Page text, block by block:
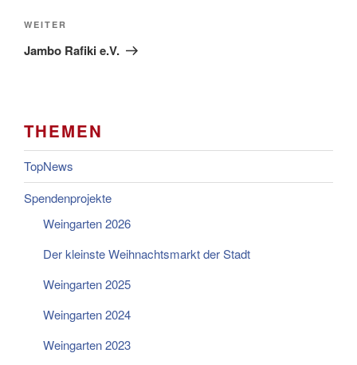
Nächster
Beitrag
WEITER
Jambo Rafiki e.V.
THEMEN
TopNews
Spendenprojekte
Weingarten 2026
Der kleinste Weihnachtsmarkt der Stadt
Weingarten 2025
Weingarten 2024
Weingarten 2023